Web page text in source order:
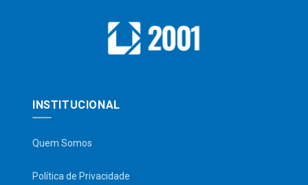
INSTITUCIONAL
Quem Somos
Política de Privacidade